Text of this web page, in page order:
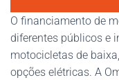
O financiamento de
diferentes públicos e
motocicletas de
opções elétricas. A